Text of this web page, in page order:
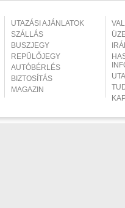
UTAZÁSI AJÁNLATOK
SZÁLLÁS
BUSZJEGY
REPÜLŐJEGY
AUTÓBÉRLÉS
BIZTOSÍTÁS
MAGAZIN